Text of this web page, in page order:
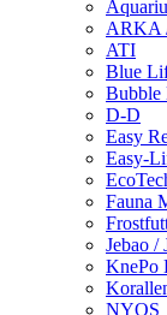
ARKA
ATI
Blue
Bubble
D-D
Easy
Easy-
Fauna
Jebao /
KnePo
NYOS